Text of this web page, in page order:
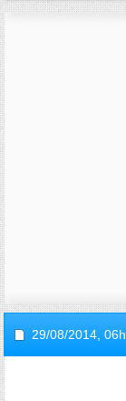
29/08/2014,